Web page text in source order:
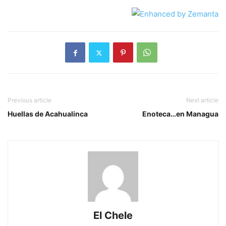
Previous article
Huellas de Acahualinca
Next article
Enoteca…en Managua
El Chele